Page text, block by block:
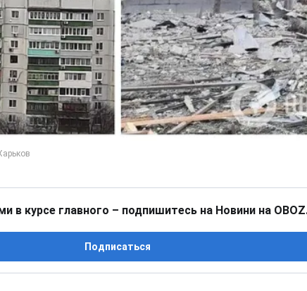
в курсе главного – подпишитесь на Новини на
Подписаться